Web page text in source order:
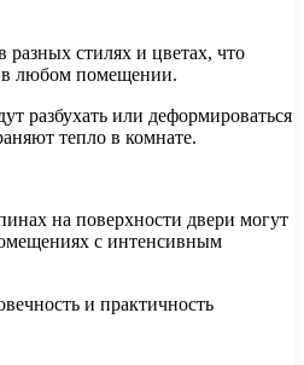
стилях и цветах, что
в любом помещении.
разбухать или деформироваться
тепло в комнате.
на поверхности двери могут
с интенсивным
и практичность